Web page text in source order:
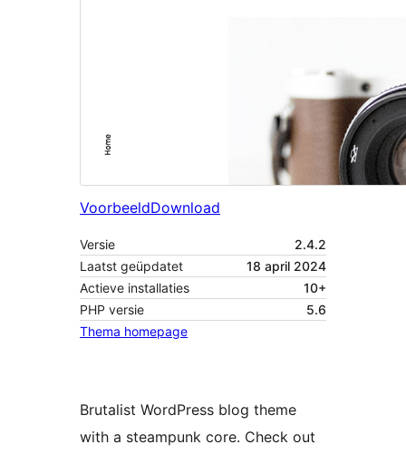
VoorbeeldDownload
Versie
2.4.2
Laatst geüpdatet
18 april 2024
Actieve installaties
10+
PHP versie
5.6
Thema homepage
Brutalist WordPress blog theme
with a steampunk core. Check out